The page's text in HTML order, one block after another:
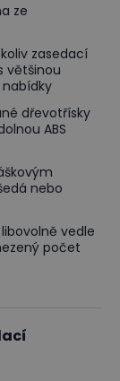
ze
zasedací
většinou
dřevotřísky
ABS
nebo
vedle
počet